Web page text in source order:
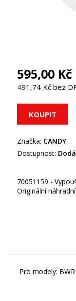
595,00 Kč
491,74 Kč bez
Značka: CANDY
Dostupnost:
70051159 -
Originální
Pro modely: